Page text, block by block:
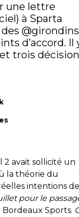
une lettre
à Sparta
@girondins
d’accord. Il
trois
2 avait sollicité un
la théorie du
intentions
pour le
Sports.